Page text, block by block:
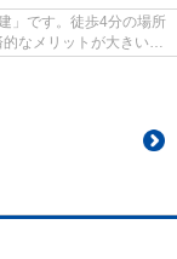
」です。徒歩4分の場所
なメリットが大きいの